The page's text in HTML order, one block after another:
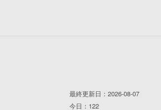
最終更新日：2026-08-07
今日：122